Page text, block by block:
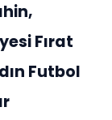
Fırat
Futbol